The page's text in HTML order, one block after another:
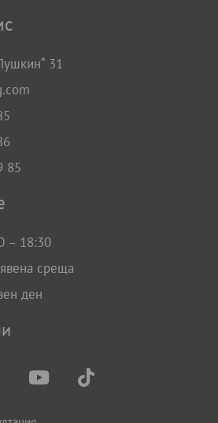
31
85
– 18:30
среща
ден